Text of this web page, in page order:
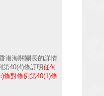
港海關關長的詳情
40(4)條訂明任何
條對條例第40(1)條